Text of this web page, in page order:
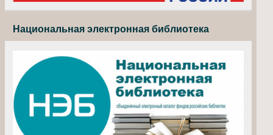
Национальная электронная библиотека